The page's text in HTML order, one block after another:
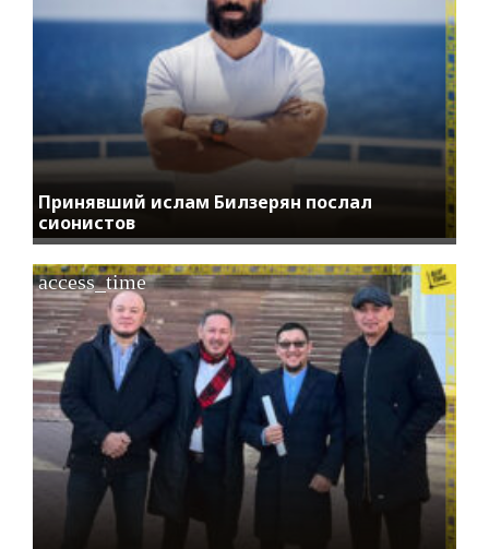
Принявший ислам Билзерян послал
сионистов
access_time